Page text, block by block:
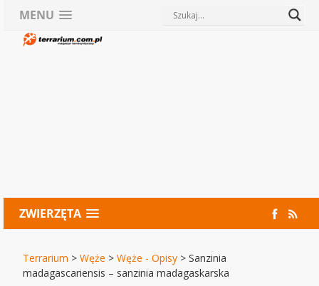
MENU
ZWIERZĘTA
Terrarium >Węże >Węże - Opisy >Sanzinia
madagascariensis – sanzinia madagaskarska